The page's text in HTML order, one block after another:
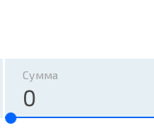
Сумма